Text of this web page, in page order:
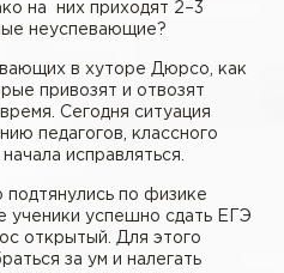
на них приходят 2–3
неуспевающие?
в хуторе Дюрсо, как
привозят и отвозят
Сегодня ситуация
педагогов, классного
исправляться.
по физике
ученики успешно сдать ЕГЭ
открытый. Для этого
за ум и налегать